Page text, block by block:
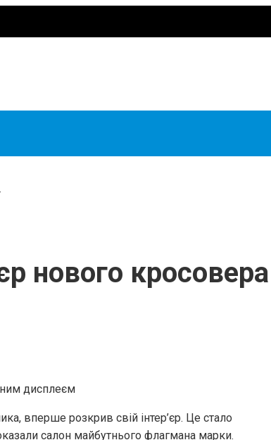
нового кросовера
вперше розкрив свій інтер’єр. Це стало
салон майбутнього флагмана марки.